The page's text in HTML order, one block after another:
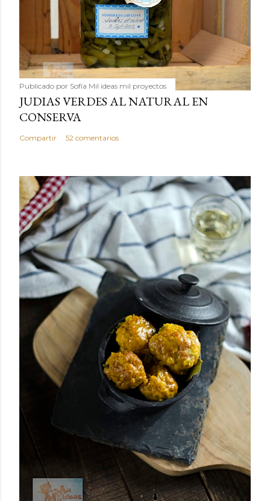
Publicado por Sofía Mil ideas mil proyectos
JUDIAS VERDES AL NATURAL EN
CONSERVA
Compartir 52 comentarios